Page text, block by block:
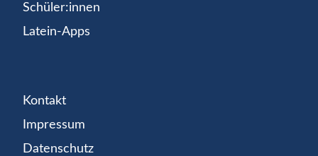
Schüler:innen
Latein-Apps
Kontakt
Impressum
Datenschutz